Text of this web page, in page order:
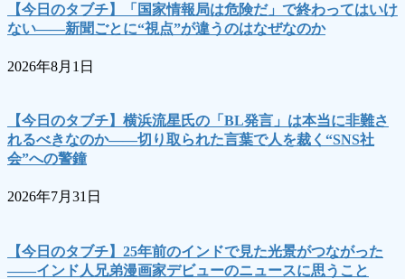
【今日のタブチ】「国家情報局は危険だ」で終わってはいけ
ない――新聞ごとに“視点”が違うのはなぜなのか
2026年8月1日
【今日のタブチ】横浜流星氏の「BL発言」は本当に非難さ
れるべきなのか――切り取られた言葉で人を裁く“SNS社
会”への警鐘
2026年7月31日
【今日のタブチ】25年前のインドで見た光景がつながった
――インド人兄弟漫画家デビューのニュースに思うこと